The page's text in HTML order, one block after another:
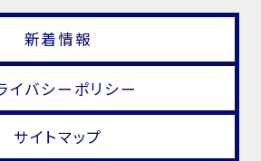
新着情報
イバシーポリシー
サイトマップ